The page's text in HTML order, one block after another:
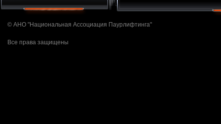
© АНО "Национальная Ассоциация Паурлифтинга"
Все права защищены